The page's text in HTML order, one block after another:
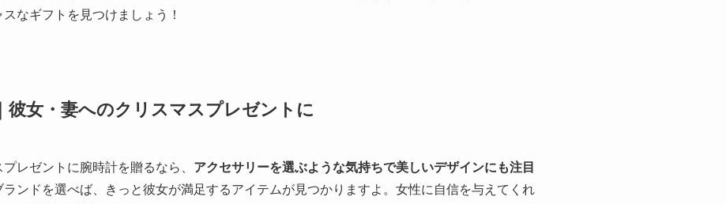
なギフトを見つけましょう！
彼女・妻へのクリスマスプレゼントに
レゼントに腕時計を贈るなら、 アクセサリーを選ぶような気持ちで美しいデザインにも注目
ランドを選べば、きっと彼女が満足するアイテムが見つかりますよ。女性に自信を与えてくれ